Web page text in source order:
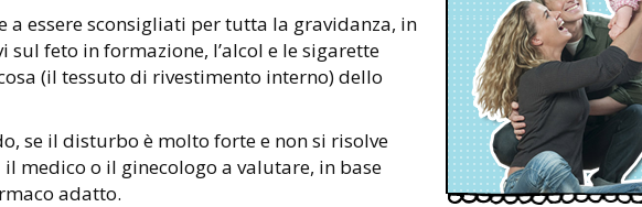
a essere sconsigliati per tutta la gravidanza, in
feto in formazione, l’alcol e le sigarette
(il tessuto di rivestimento interno) dello
se il disturbo è molto forte e non si risolve
medico o il ginecologo a valutare, in base
adatto.